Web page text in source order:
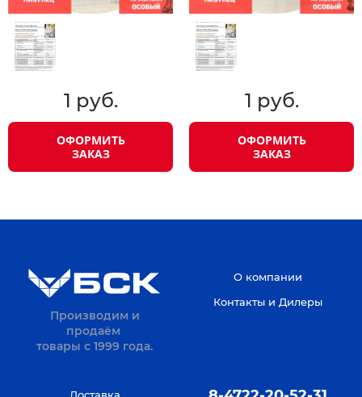
1 руб.
ОФОРМИТЬ
ЗАКАЗ
1 руб.
ОФОРМИТЬ
ЗАКАЗ
Производим и
продаём
товары с 1999 года.
О компании
Контакты и Дилеры